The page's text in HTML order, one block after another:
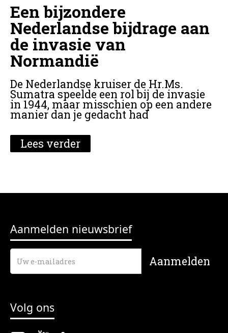
Een bijzondere
Nederlandse bijdrage aan
de invasie van
Normandië
De Nederlandse kruiser de Hr.Ms.
Sumatra speelde een rol bij de invasie
in 1944, maar misschien op een andere
manier dan je gedacht had
Lees verder
Aanmelden nieuwsbrief
Volg ons